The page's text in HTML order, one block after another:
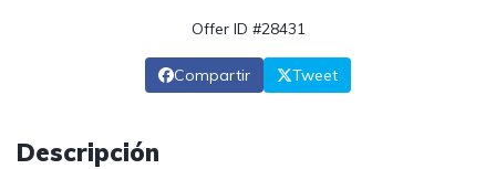
Offer ID #28431
Compartir Tweet
Descripción